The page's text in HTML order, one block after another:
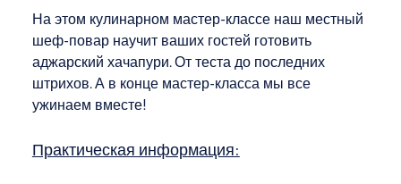
На этом кулинарном мастер-классе наш местный
шеф-повар научит ваших гостей готовить
аджарский хачапури. От теста до последних
штрихов. А в конце мастер-класса мы все
ужинаем вместе!
Практическая информация: